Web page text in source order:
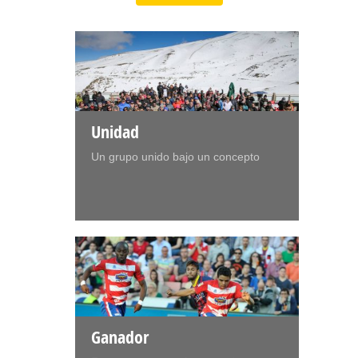
Unidad
Un grupo unido bajo un concepto
Ganador